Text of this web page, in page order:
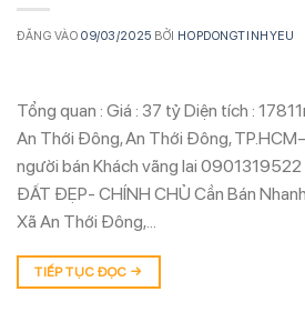
ĐĂNG VÀO09/03/2025 BỞI HOPDONGTINHYEU
Tổng quan : Giá : 37 tỷ Diện tích :
An Thới Đông, An Thới Đông,
người bán Khách vãng lai
ĐẤT ĐẸP- CHÍNH CHỦ Cần Bán
Xã An Thới Đông,…
TIẾP TỤC ĐỌC →